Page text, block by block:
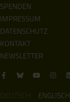
SPENDEN
IMPRESSUM
DATENSCHUTZ
KONTAKT
NEWSLETTER
DEUTSCH ENGLISCH